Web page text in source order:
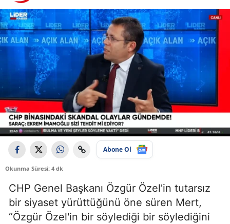
Abone Ol
Okunma Süresi: 4 dk
CHP Genel Başkanı Özgür Özel’in tutarsız
bir siyaset yürüttüğünü öne süren Mert,
“Özgür Özel'in bir söylediği bir söylediğini